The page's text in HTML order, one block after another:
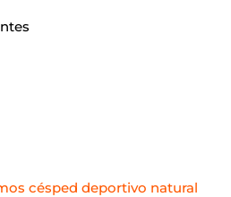
césped deportivo natural